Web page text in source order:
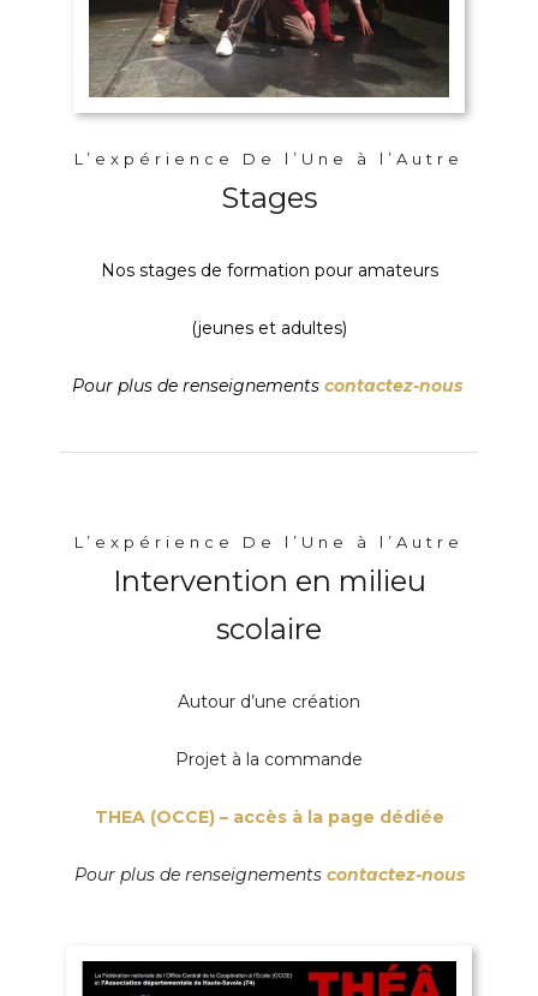
L’expérience De l’Une à l’Autre
Stages
Nos stages de formation pour amateurs
(jeunes et adultes)
Pour plus de renseignements contactez-nous
L’expérience De l’Une à l’Autre
Intervention en milieu
scolaire
Autour d’une création
Projet à la commande
THEA (OCCE) – accès à la page dédiée
Pour plus de renseignements contactez-nous